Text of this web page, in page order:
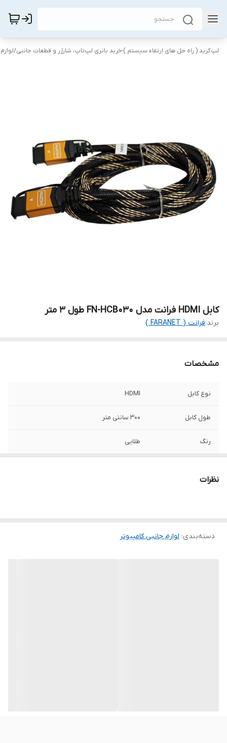
لپ‌گرید ( راه‌ حل های ارتقاء سیستم )-خرید باتری لپ‌تاپ، شارژر و قطعات جانبی/
کابل HDMI فرانت مدل FN-HCB030 طول 3 متر
برند:فرانت ( FARANET )
مشخصات
نوع کابل HDMI
طول کابل 300 سانتی متر
رنگ طلایی
نظرات
دسته‌بندی: لوازم جانبی کامپیوتر